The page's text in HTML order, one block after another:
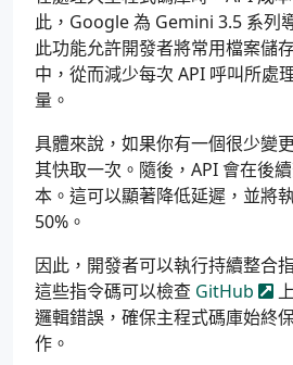
此，Google 為 Gemini 3.5 系列
此功能允許開發者將常用檔案儲
中，從而減少每次 API 呼叫所處
量。
具體來說，如果你有一個很少變
其快取一次。隨後，API 會在後
本。這可以顯著降低延遲，並將
50%。
因此，開發者可以執行持續整合
這些指令碼可以檢查 GitHub
邏輯錯誤，確保主程式碼庫始終
作。